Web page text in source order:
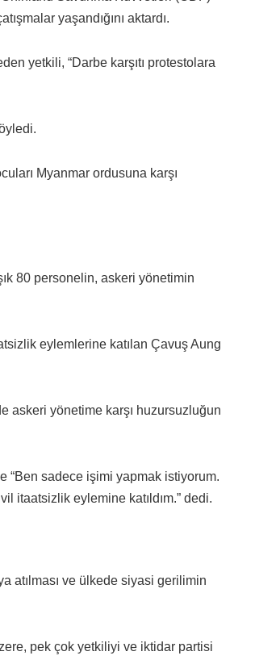
yaşandığını aktardı.
yetkili, “Darbe karşıtı protestolara
Myanmar ordusuna karşı
80 personelin, askeri yönetimin
eylemlerine katılan Çavuş Aung
askeri yönetime karşı huzursuzluğun
“Ben sadece işimi yapmak istiyorum.
itaatsizlik eylemine katıldım.” dedi.
atılması ve ülkede siyasi gerilimin
pek çok yetkiliyi ve iktidar partisi